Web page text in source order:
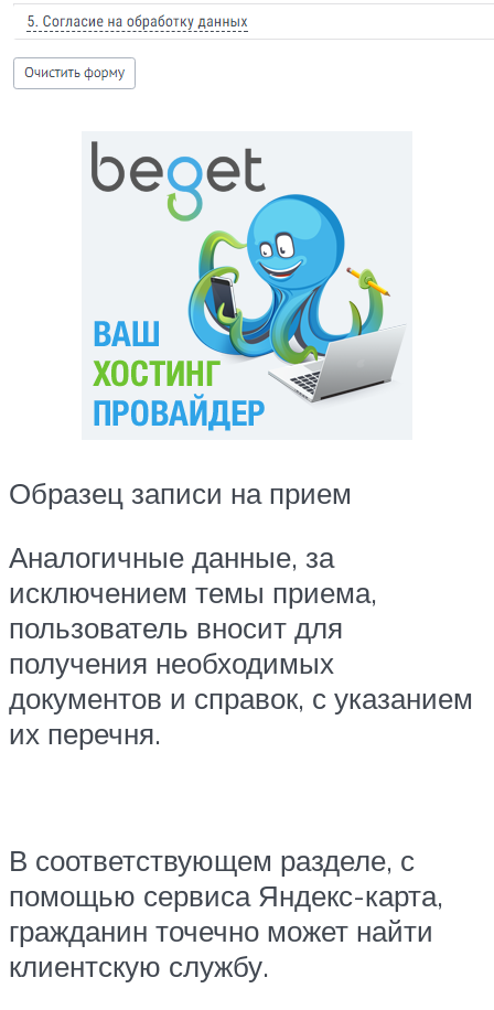
Образец записи на прием
Аналогичные данные, за
исключением темы приема,
пользователь вносит для
получения необходимых
документов и справок, с указанием
их перечня.
В соответствующем разделе, с
помощью сервиса Яндекс-карта,
гражданин точечно может найти
клиентскую службу.